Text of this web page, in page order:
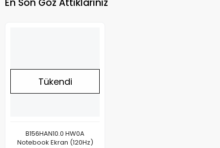
Tükendi
B156HAN10.0 HW0A
Notebook Ekran (120Hz)